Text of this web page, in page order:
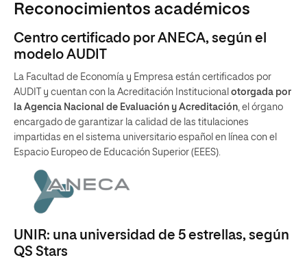
Reconocimientos académicos
Centro certificado por ANECA, según el
modelo AUDIT
La Facultad de Economía y Empresa están certificados por
AUDIT y cuentan con la Acreditación Institucional otorgada por
la Agencia Nacional de Evaluación y Acreditación, el órgano
encargado de garantizar la calidad de las titulaciones
impartidas en el sistema universitario español en línea con el
Espacio Europeo de Educación Superior (EEES).
UNIR: una universidad de 5 estrellas, según
QS Stars